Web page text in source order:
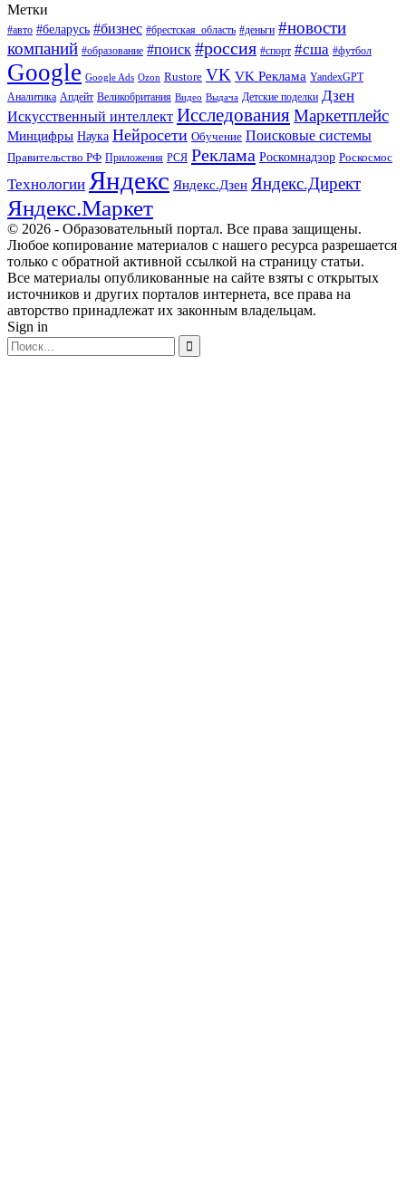
Метки
#авто #беларусь #бизнес #брестская_область #деньги #новости
компаний #образование #поиск #россия #спорт #сша #футбол
Google Google Ads Ozon Rustore VK VK Реклама YandexGPT
Аналитика Апдейт Великобритания Видео Выдача Детские поделки Дзен
Искусственный интеллект ИсследованияМаркетплейс
Минцифры Наука Нейросети Обучение Поисковые системы
Правительство РФ Приложения РСЯ Реклама Роскомнадзор Роскосмос
Технологии Яндекс Яндекс.Дзен Яндекс.Директ
Яндекс.Маркет
© 2026 - Образовательный портал. Все права защищены.
Любое копирование материалов с нашего ресурса разрешается
только с обратной активной ссылкой на страницу статьи.
Все материалы опубликованные на сайте взяты с открытых
источников и других порталов интернета, все права на
авторство принадлежат их законным владельцам.
Sign in